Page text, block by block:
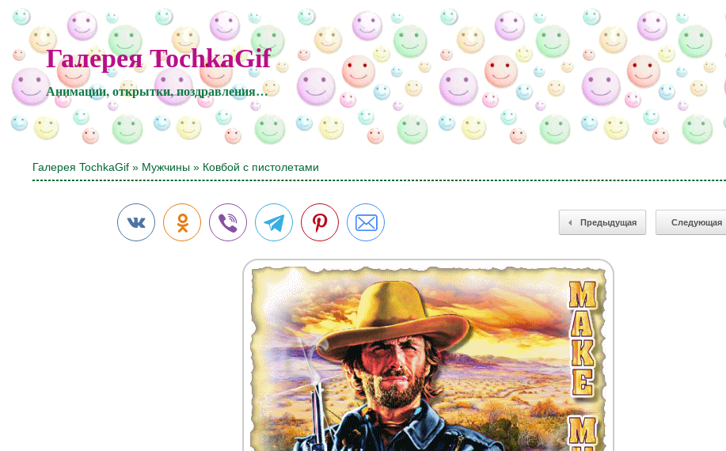
Галерея TochkaGif
Анимации, открытки, поздравления…
Галерея TochkaGif » Мужчины » Ковбой с пистолетами
Предыдущая Следующая